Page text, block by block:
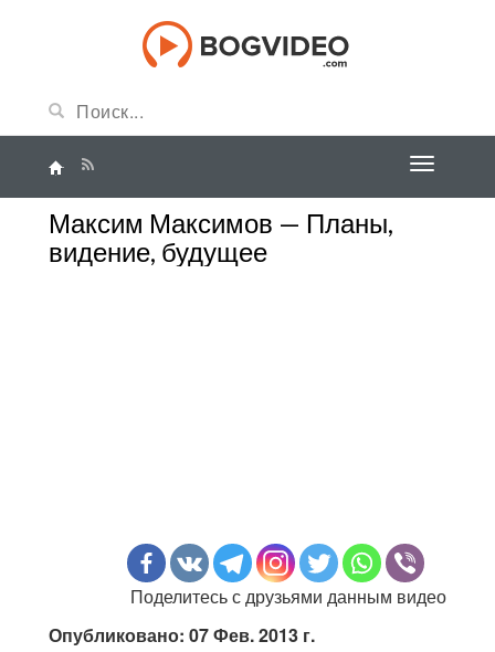
Максим Максимов — Планы,
видение, будущее
Поделитесь с друзьями данным видео
Опубликовано: 07 Фев. 2013 г.